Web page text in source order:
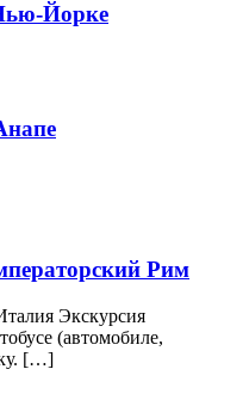
Йорке
Рим
Экскурсия
(автомобиле,
[…]